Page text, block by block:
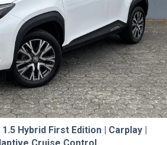
1.5 Hybrid First Edition | Carplay |